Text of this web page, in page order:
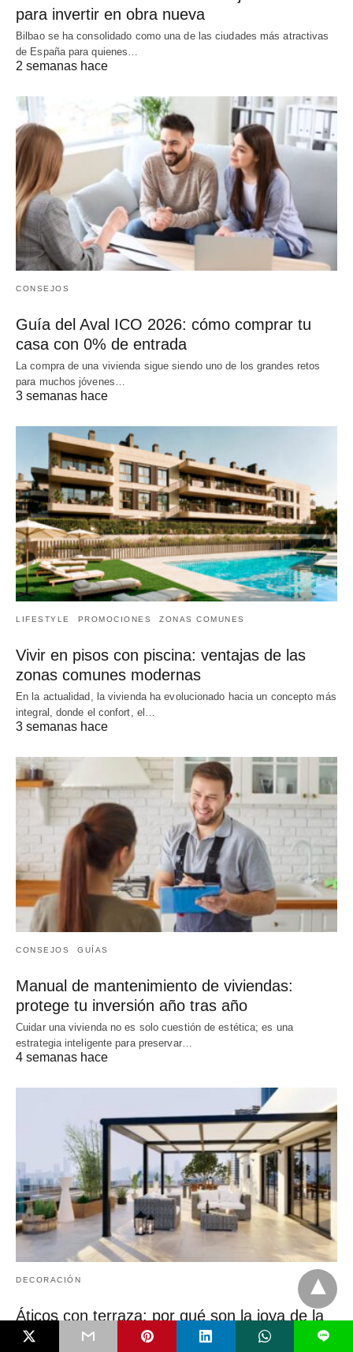
para invertir en obra nueva
Bilbao se ha consolidado como una de las ciudades más atractivas
de España para quienes…
2 semanas hace
CONSEJOS
Guía del Aval ICO 2026: cómo comprar tu
casa con 0% de entrada
La compra de una vivienda sigue siendo uno de los grandes retos
para muchos jóvenes…
3 semanas hace
LIFESTYLE PROMOCIONES ZONAS COMUNES
Vivir en pisos con piscina: ventajas de las
zonas comunes modernas
En la actualidad, la vivienda ha evolucionado hacia un concepto más
integral, donde el confort, el…
3 semanas hace
CONSEJOS GUÍAS
Manual de mantenimiento de viviendas:
protege tu inversión año tras año
Cuidar una vivienda no es solo cuestión de estética; es una
estrategia inteligente para preservar…
4 semanas hace
DECORACIÓN
Áticos con terraza: por qué son la joya de la
corona en la obra nueva
L